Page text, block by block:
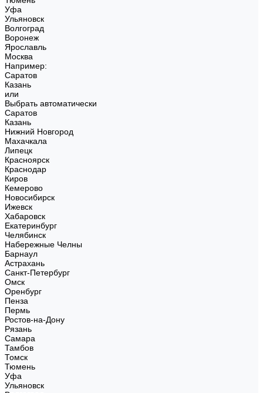
Уфа
Ульяновск
Волгоград
Воронеж
Ярославль
Москва
Например:
Саратов
Казань
или
Выбрать автоматически
Саратов
Казань
Нижний Новгород
Махачкала
Липецк
Красноярск
Краснодар
Киров
Кемерово
Новосибирск
Ижевск
Хабаровск
Екатеринбург
Челябинск
Набережные Челны
Барнаул
Астрахань
Санкт-Петербург
Омск
Оренбург
Пенза
Пермь
Ростов-на-Дону
Рязань
Самара
Тамбов
Томск
Тюмень
Уфа
Ульяновск